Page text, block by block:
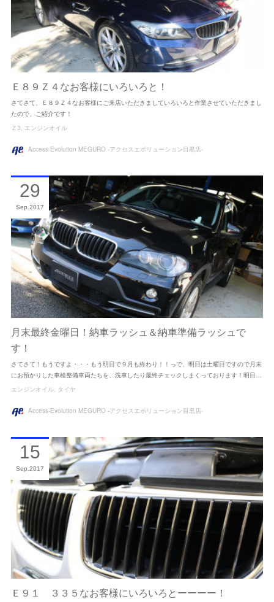
Ｅ８９Ｚ４なお客様にいろいろと！
さてさて、Ｅ８９Ｚ４なお客様にご来店いただきましていろいろと作業させていただきまし
たので、ご紹介です！
Ｚ3 エンジンオイル
Access-Evolution MEGURO -アクセスエボリューション目黒店-
月末最終金曜日！納車ラッシュ＆納車準備ラッシュで
す！
さてさて！もうですよ・・・もう明日で９月も終わり！！っで、明日は土曜日ですので月末
にお預かりした車検整備車両たちを、洗車したり最終チェックしまくっております！明日…
29
Sep 2017
エンジンオイル タイヤ
Access-Evolution MEGURO -アクセスエボリューション目黒店-
Ｅ９１ ３３５なお客様にいろいろとーーーー！
15
Sep 2017